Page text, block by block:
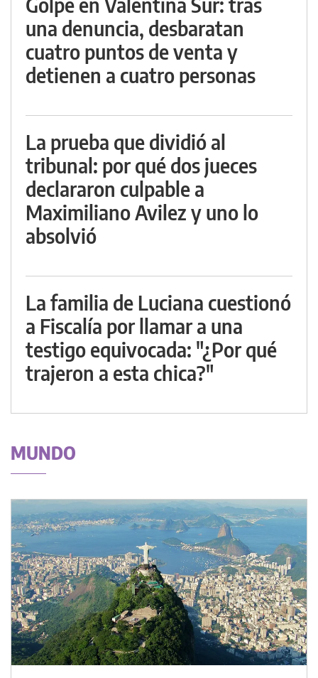
una denuncia, desbaratan
cuatro puntos de venta y
detienen a cuatro personas
La prueba que dividió al
tribunal: por qué dos jueces
declararon culpable a
Maximiliano Avilez y uno lo
absolvió
La familia de Luciana cuestionó
a Fiscalía por llamar a una
testigo equivocada: "¿Por qué
trajeron a esta chica?"
MUNDO